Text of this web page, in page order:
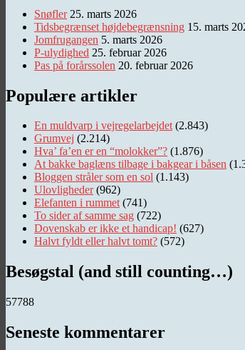
Snøfler 25. marts 2026
Tidsbegrænset højdebegrænsning 15. marts
Jomfrugangen 5. marts 2026
P-ulydighed 25. februar 2026
Pas på forårssolen 20. februar 2026
Populære artikler
En muldvarp i vejregelarbejdet (2.843)
Grumvej (2.214)
Hva’ fa’en er en “molokker”? (1.876)
At bakke baglæns tilbage i bakgear i båsen
Bloggen stråler som en sol (1.143)
Ulovligheder (962)
Elefanten i rummet (741)
To sider af samme sag (722)
Dovenskab er ikke et handicap! (627)
Halvt fyldt eller halvt tomt? (572)
Besøgstal (and still counting…)
57788
Seneste kommentarer